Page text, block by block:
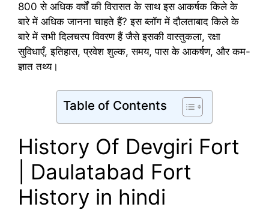
800 से अधिक वर्षों की विरासत के साथ इस आकर्षक किले के
बारे में अधिक जानना चाहते हैं? इस ब्लॉग में दौलताबाद किले के
बारे में सभी दिलचस्प विवरण हैं जैसे इसकी वास्तुकला, रक्षा
सुविधाएँ, इतिहास, प्रवेश शुल्क, समय, पास के आकर्षण, और कम-
ज्ञात तथ्य।
Table of Contents
History Of Devgiri Fort
| Daulatabad Fort
History in hindi